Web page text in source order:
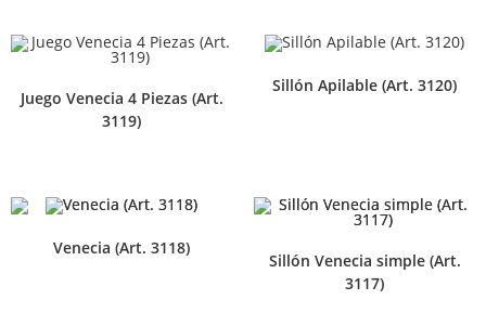
Juego Venecia 4 Piezas (Art.
3119)
Sillón Apilable (Art. 3120)
Venecia (Art. 3118)
Sillón Venecia simple (Art.
3117)